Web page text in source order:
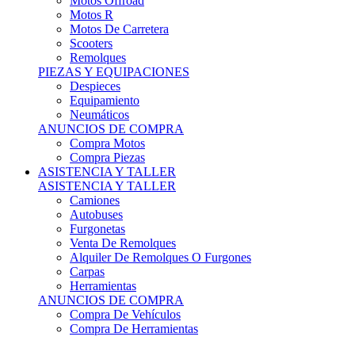
Motos R
Motos De Carretera
Scooters
Remolques
PIEZAS Y EQUIPACIONES
Despieces
Equipamiento
Neumáticos
ANUNCIOS DE COMPRA
Compra Motos
Compra Piezas
ASISTENCIA Y TALLER
ASISTENCIA Y TALLER
Camiones
Autobuses
Furgonetas
Venta De Remolques
Alquiler De Remolques O Furgones
Carpas
Herramientas
ANUNCIOS DE COMPRA
Compra De Vehículos
Compra De Herramientas